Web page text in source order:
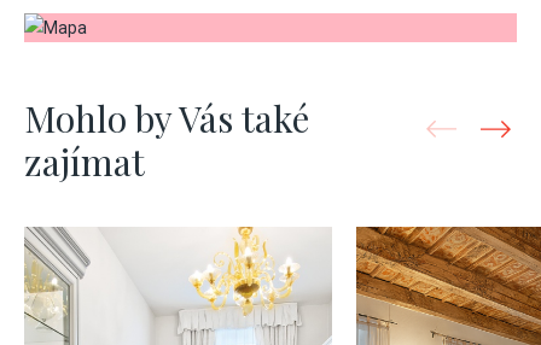
Mohlo by Vás také
zajímat